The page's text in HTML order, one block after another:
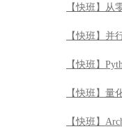
【快班】从
【快班】并
【快班】
【快班】量
【快班】